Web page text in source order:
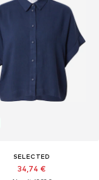
SELECTED
34,74 €